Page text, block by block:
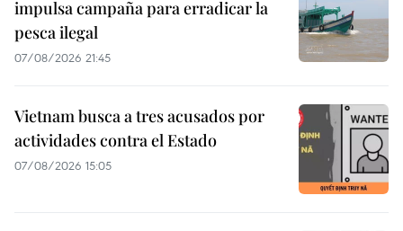
impulsa campaña para erradicar la
pesca ilegal
07/08/2026 21:45
Vietnam busca a tres acusados por
actividades contra el Estado
07/08/2026 15:05